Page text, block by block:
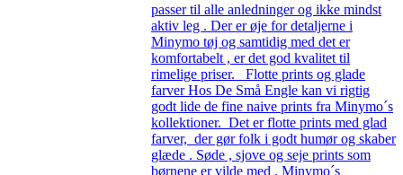
passer til alle anledninger og ikke mindst
aktiv leg . Der er øje for detaljerne i
Minymo tøj og samtidig med det er
komfortabelt , er det god kvalitet til
rimelige priser. Flotte prints og glade
farver Hos De Små Engle kan vi rigtig
godt lide de fine naive prints fra Minymo´s
kollektioner. Det er flotte prints med glad
farver, der gør folk i godt humør og skaber
glæde . Søde , sjove og seje prints som
børnene er vilde med . Minymo´s